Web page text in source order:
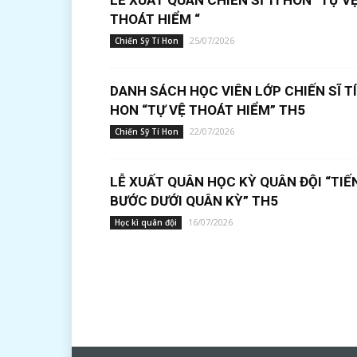
THOÁT HIỂM “
Chiến Sỹ Tí Hon 25/07/2026
DANH SÁCH HỌC VIÊN LỚP CHIẾN SĨ TÍ
HON “TỰ VỆ THOÁT HIỂM” TH5
Chiến Sỹ Tí Hon 22/07/2026
LỄ XUẤT QUÂN HỌC KỲ QUÂN ĐỘI
BƯỚC DƯỚI QUÂN KỲ” TH5
Học kì quân đội 16/07/2026